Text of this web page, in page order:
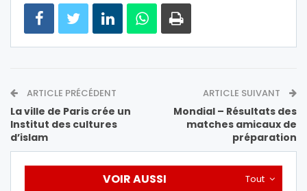
ARTICLE PRÉCÉDENT
La ville de Paris crée un
Institut des cultures
d’islam
ARTICLE SUIVANT
Mondial – Résultats des
matches amicaux de
préparation
Tout
VOIR AUSSI